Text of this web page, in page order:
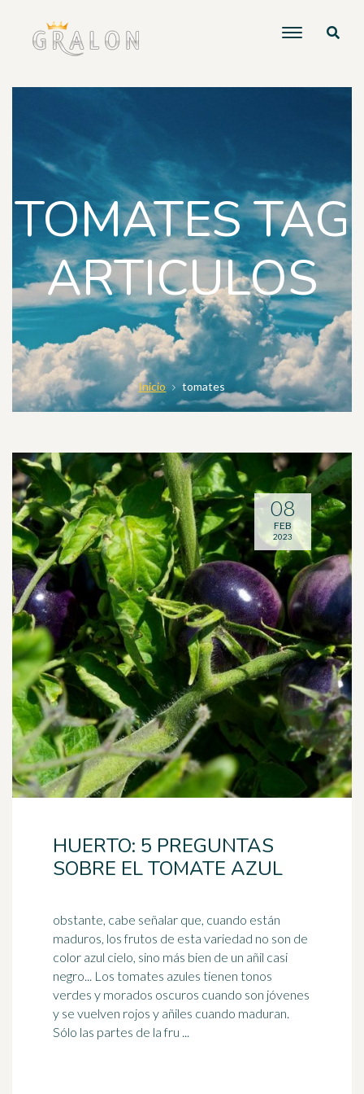
TOMATES TAG
ARTICULOS
Inicio tomates
HUERTO: 5 PREGUNTAS
SOBRE EL TOMATE AZUL
obstante, cabe señalar que, cuando están
maduros, los frutos de esta variedad no son de
color azul cielo, sino más bien de un añil casi
negro... Los tomates azules tienen tonos
verdes y morados oscuros cuando son jóvenes
y se vuelven rojos y añiles cuando maduran.
Sólo las partes de la fru ...
08
FEB
2023